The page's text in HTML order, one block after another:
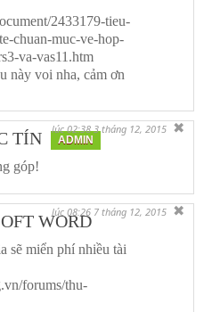
2433179-tieu-
chuan-muc-ve-hop-
va-vas11.htm
này voi nha, cảm ơn
TÍN ADMIN
lúc 02:38 3 tháng 12, 2015 ✖
góp!
WORD
lúc 08:26 7 tháng 12, 2015 ✖
sẽ miển phí nhiều tài
forums/thu-